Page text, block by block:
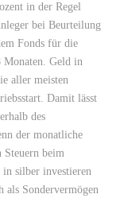
in der Regel
bei Beurteilung
Fonds für die
Monaten. Geld in
aller meisten
Damit lässt
des
der monatliche
Steuern beim
in silber investieren
als Sondervermögen